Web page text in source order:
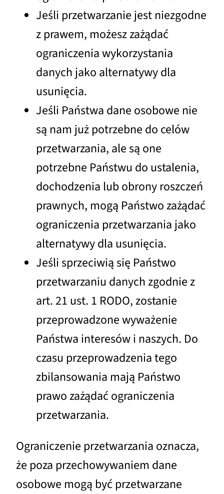
Jeśli przetwarzanie jest niezgodne
z prawem, możesz zażądać
ograniczenia wykorzystania
danych jako alternatywy dla
usunięcia.
Jeśli Państwa dane osobowe nie
są nam już potrzebne do celów
przetwarzania, ale są one
potrzebne Państwu do ustalenia,
dochodzenia lub obrony roszczeń
prawnych, mogą Państwo zażądać
ograniczenia przetwarzania jako
alternatywy dla usunięcia.
Jeśli sprzeciwią się Państwo
przetwarzaniu danych zgodnie z
art. 21 ust. 1 RODO, zostanie
przeprowadzone wyważenie
Państwa interesów i naszych. Do
czasu przeprowadzenia tego
zbilansowania mają Państwo
prawo zażądać ograniczenia
przetwarzania.
Ograniczenie przetwarzania oznacza,
że poza przechowywaniem dane
osobowe mogą być przetwarzane